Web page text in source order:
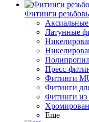
Фитинги
Латунные
Пресс-
Фитинги
Фитинги
Фитинги из
Еще